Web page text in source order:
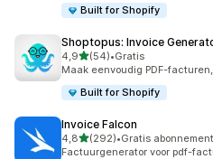
Built for Shopify
Shoptopus: Invoice
4,9van 5 sterren
(54)
54 recensies in totaal
•Gratis
Maak eenvoudig PDF-
Built for Shopify
Invoice Falcon
4,8van 5 sterren
(292)
292 recensies in totaal
•Gratis
Factuurgenerator voor pdf-